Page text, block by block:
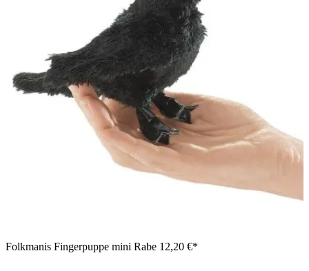
Folkmanis Fingerpuppe mini Rabe 12,20 €*